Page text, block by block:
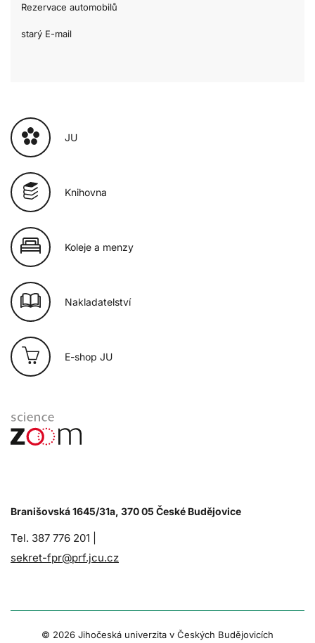
Rezervace automobilů
starý E-mail
JU
Knihovna
Koleje a menzy
Nakladatelství
E-shop JU
Branišovská 1645/31a, 370 05 České Budějovice
Tel. 387 776 201 |
sekret-fpr@prf.jcu.cz
© 2026 Jihočeská univerzita v Českých Budějovicích